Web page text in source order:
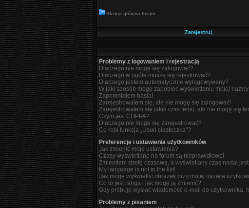
Strona główna forum
Zarejestruj
Problemy z logowaniem i rejestracją
Dlaczego nie mogę się zalogować?
Dlaczego w ogóle muszę się rejestrować?
Dlaczego jestem automatycznie wylogowywany?
W jaki sposób mogę zapobiec wyświetlaniu mojej
Zapomniałem hasła!
Zarejestrowałem się, ale nie mogę się zalogować!
Zarejestrowałem się jakiś czas temu, ale nie mogę się
Czym jest COPPA?
Dlaczego nie mogę się zarejestrować?
Co robi funkcja „Usuń ciasteczka”?
Preferencje i ustawienia użytkowników
Jak zmienić moje ustawienia?
Czasy wyświetlane na forum są nieprawidłowe!
Zmieniłem strefę czasową, a wyświetlany czas nadal jest
My language is not in the list!
Jak mogę wyświetlić obrazek przy mojej nazwie
Co to jest ranga i jak mogę ją zmienić?
Gdy próbuję wysłać wiadomość e-mail do użytkownika,
Problemy z pisaniem